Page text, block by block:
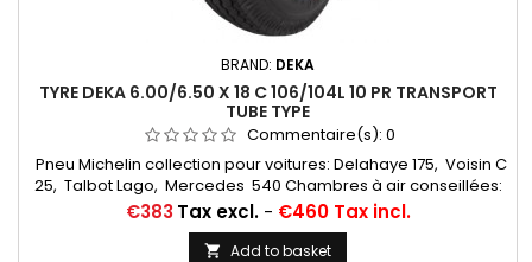
BRAND: DEKA
TYRE DEKA 6.00/6.50 X 18 C 106/104L 10 PR TRANSPORT
TUBE TYPE
Commentaire(s): 0
Pneu Michelin collection pour voitures: Delahaye 175, Voisin C
25, Talbot Lago, Mercedes 540 Chambres à air conseillées:
17/18 H RET (valvage oblique)... Autres apellations: 6,00-18;
6,50-18; 6,00x18; 6,50x18; 6,00/6,50-18; 600x18; 650x18;
6,00/6,50*18; 6,00*18
Price
€383 Tax excl.- €460 Tax incl.
 Add to basket